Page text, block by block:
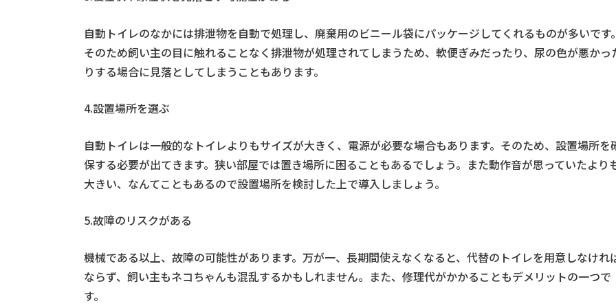
自動トイレのなかには排泄物を自動で処理し、廃棄用のビニール袋にパッケージしてくれるものが多いです。
そのため飼い主の目に触れることなく排泄物が処理されてしまうため、軟便ぎみだったり、尿の色が悪かっ
りする場合に見落としてしまうこともあります。
4.設置場所を選ぶ
自動トイレは一般的なトイレよりもサイズが大きく、電源が必要な場合もあります。そのため、設置場所を
保する必要が出てきます。狭い部屋では置き場所に困ることもあるでしょう。また動作音が思っていたより
大きい、なんてこともあるので設置場所を検討した上で導入しましょう。
5.故障のリスクがある
機械である以上、故障の可能性があります。万が一、長期間使えなくなると、代替のトイレを用意しなけれ
ならず、飼い主もネコちゃんも混乱するかもしれません。また、修理代がかかることもデメリットの一つで
す。